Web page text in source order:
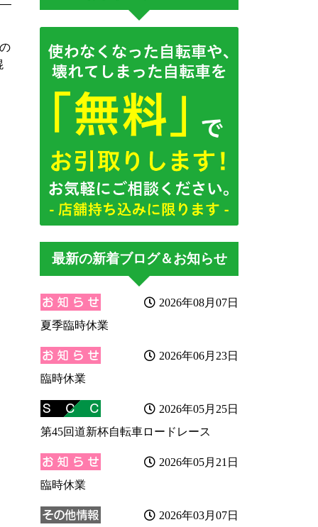
最新の新着ブログ＆お知らせ
2026年08月07日
夏季臨時休業
2026年06月23日
臨時休業
2026年05月25日
第45回道新杯自転車ロードレース
2026年05月21日
臨時休業
2026年03月07日